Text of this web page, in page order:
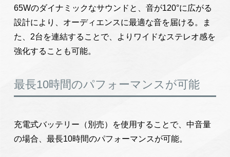
65Wのダイナミックなサウンドと、音が120°に広がる
設計により、オーディエンスに最適な音を届ける。ま
た、2台を連結することで、よりワイドなステレオ感を
強化することも可能。
最長10時間のパフォーマンスが可能
充電式バッテリー（別売）を使用することで、中音量
の場合、最長10時間のパフォーマンスが可能。